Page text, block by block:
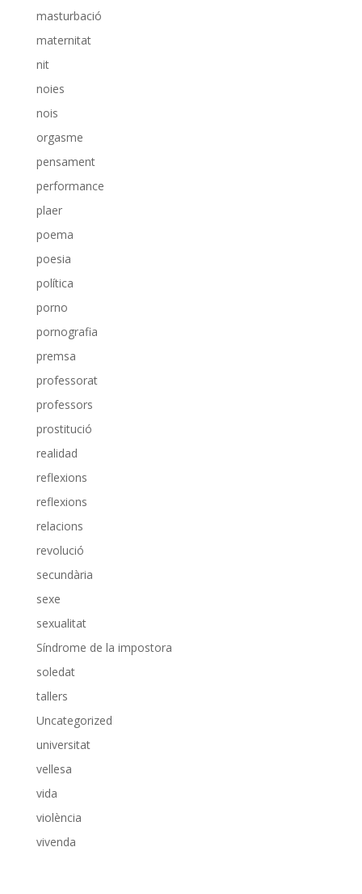
masturbació
maternitat
nit
noies
nois
orgasme
pensament
performance
plaer
poema
poesia
política
porno
pornografia
premsa
professorat
professors
prostitució
realidad
reflexions
reflexions
relacions
revolució
secundària
sexe
sexualitat
Síndrome de la impostora
soledat
tallers
Uncategorized
universitat
vellesa
vida
violència
vivenda